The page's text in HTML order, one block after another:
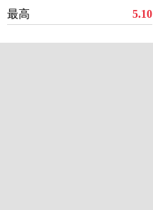
最高 5.10